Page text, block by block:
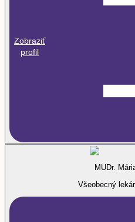
Zobraziť
profil
MUDr.
Všeobecný